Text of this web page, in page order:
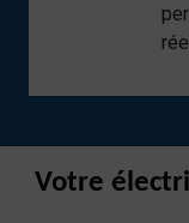
Votre